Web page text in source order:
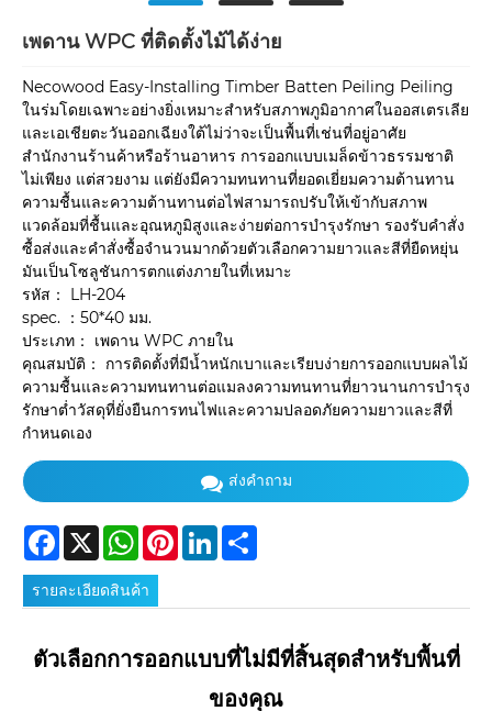
เพดาน WPC ที่ติดตั้งไม้ได้ง่าย
Necowood Easy-Installing Timber Batten Peiling Peiling
ในร่มโดยเฉพาะอย่างยิ่งเหมาะสำหรับสภาพภูมิอากาศในออสเตรเลีย
และเอเชียตะวันออกเฉียงใต้ไม่ว่าจะเป็นพื้นที่เช่นที่อยู่อาศัย
สำนักงานร้านค้าหรือร้านอาหาร การออกแบบเมล็ดข้าวธรรมชาติ
ไม่เพียง แต่สวยงาม แต่ยังมีความทนทานที่ยอดเยี่ยมความต้านทาน
ความชื้นและความต้านทานต่อไฟสามารถปรับให้เข้ากับสภาพ
แวดล้อมที่ชื้นและอุณหภูมิสูงและง่ายต่อการบำรุงรักษา รองรับคำสั่ง
ซื้อส่งและคำสั่งซื้อจำนวนมากด้วยตัวเลือกความยาวและสีที่ยืดหยุ่น
มันเป็นโซลูชันการตกแต่งภายในที่เหมาะ
รหัส： LH-204
spec. ：50*40 มม.
ประเภท： เพดาน WPC ภายใน
คุณสมบัติ： การติดตั้งที่มีน้ำหนักเบาและเรียบง่ายการออกแบบผลไม้
ความชื้นและความทนทานต่อแมลงความทนทานที่ยาวนานการบำรุง
รักษาต่ำวัสดุที่ยั่งยืนการทนไฟและความปลอดภัยความยาวและสีที่
กำหนดเอง
ส่งคำถาม
Facebook
X WhatsAppPinterestLinkedIn
รายละเอียดสินค้า
ตัวเลือกการออกแบบที่ไม่มีที่สิ้นสุดสำหรับพื้นที่
ของคุณ